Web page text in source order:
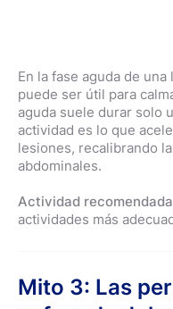
En la fase aguda de
puede ser útil para
aguda suele durar solo
actividad es lo que
lesiones, recalibrando
abdominales.
Actividad
actividades más
Mito 3: Las